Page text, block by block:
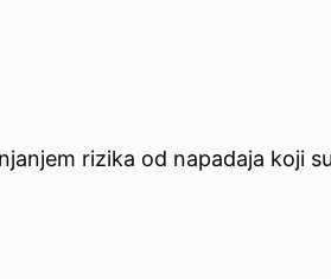
rizika od napadaja koji